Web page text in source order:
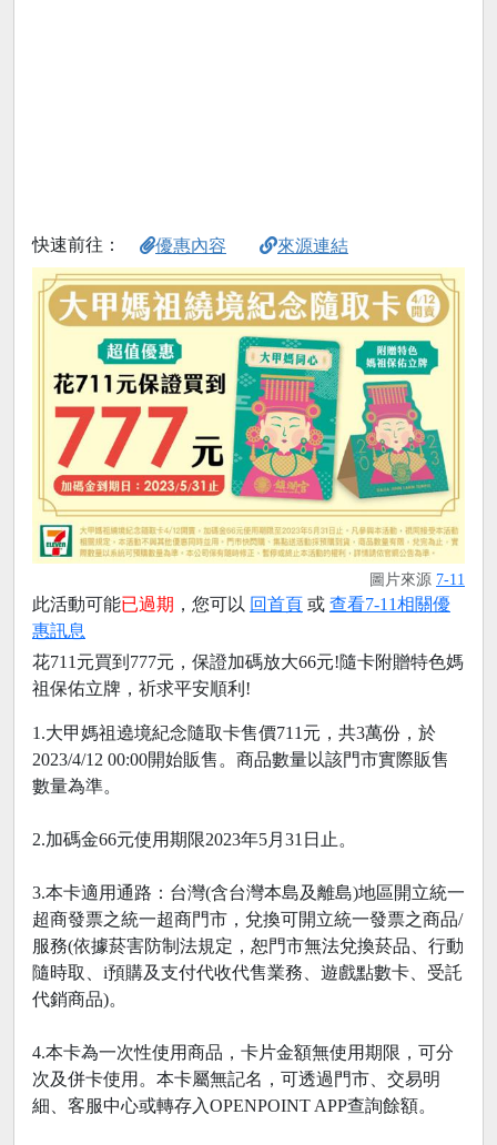
快速前往： 優惠內容 來源連結
圖片來源 7-11
此活動可能已過期 ，您可以 回首頁 或 查看7-11相關優
惠訊息
花711元買到777元，保證加碼放大66元!隨卡附贈特色媽
祖保佑立牌，祈求平安順利!
1.大甲媽祖遶境紀念隨取卡售價711元，共3萬份，於
2023/4/12 00:00開始販售。商品數量以該門市實際販售
數量為準。
2.加碼金66元使用期限2023年5月31日止。
3.本卡適用通路：台灣(含台灣本島及離島)地區開立統一
超商發票之統一超商門市，兌換可開立統一發票之商品/
服務(依據菸害防制法規定，恕門市無法兌換菸品、行動
隨時取、i預購及支付代收代售業務、遊戲點數卡、受託
代銷商品)。
4.本卡為一次性使用商品，卡片金額無使用期限，可分
次及併卡使用。本卡屬無記名，可透過門市、交易明
細、客服中心或轉存入OPENPOINT APP查詢餘額。